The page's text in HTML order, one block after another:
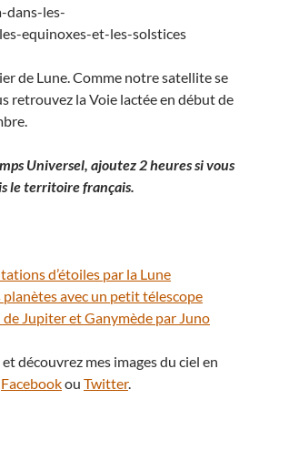
dans-les-
equinoxes-et-les-solstices
de Lune. Comme notre satellite se
retrouvez la Voie lactée en début de
Universel, ajoutez 2 heures si vous
le territoire français.
d’étoiles par la Lune
avec un petit télescope
Jupiter et Ganymède par Juno
découvrez mes images du ciel en
Facebookou Twitter.